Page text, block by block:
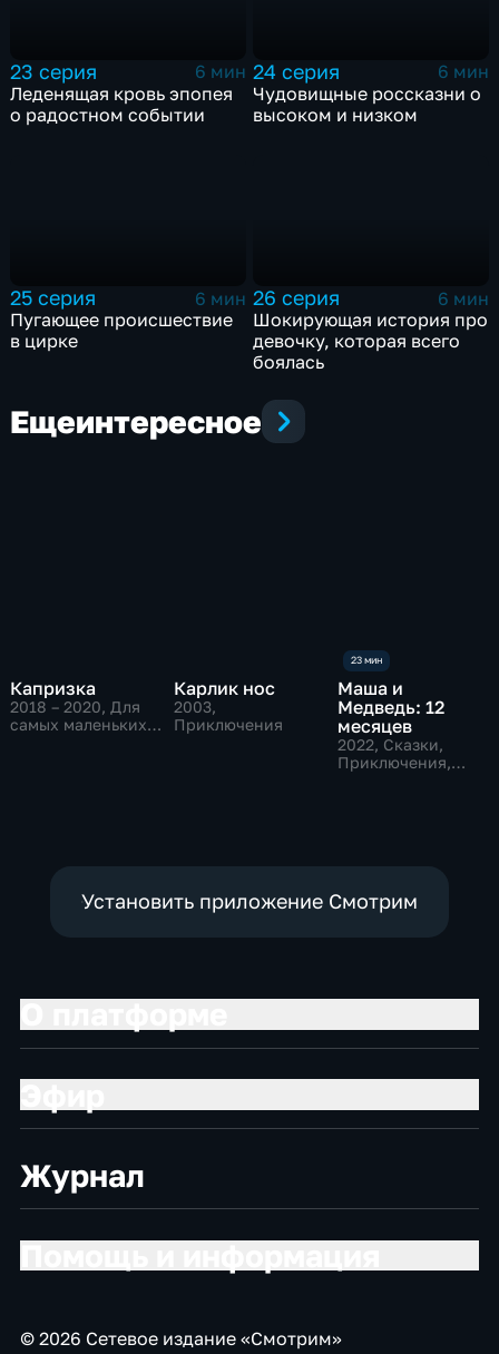
23 серия
6 мин
Леденящая кровь эпопея
о радостном событии
24 серия
6 мин
Чудовищные россказни о
высоком и низком
25 серия
6 мин
Пугающее происшествие
в цирке
26 серия
6 мин
Шокирующая история про
девочку, которая всего
боялась
Ещеинтересное
Капризка
2018 – 2020, Для
самых маленьких,
Карлик нос
2003,
Приключения
Маша и
Медведь: 12
месяцев
2022, Сказки,
Приключения,
Установить приложение Смотрим
Журнал
© 2026 Сетевое издание «Смотрим»